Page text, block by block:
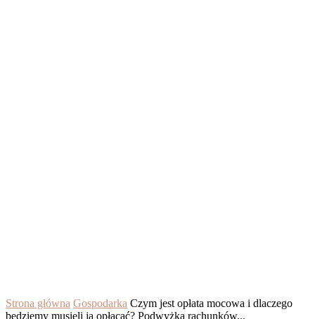
Strona główna Gospodarka Czym jest opłata mocowa i dlaczego
będziemy musieli ją opłacać? Podwyżka rachunków...